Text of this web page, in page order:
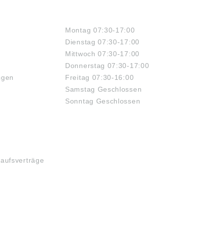
Montag 07:30-17:00
Dienstag 07:30-17:00
Mittwoch 07:30-17:00
Donnerstag 07:30-17:00
Freitag 07:30-16:00
Samstag Geschlossen
Sonntag Geschlossen